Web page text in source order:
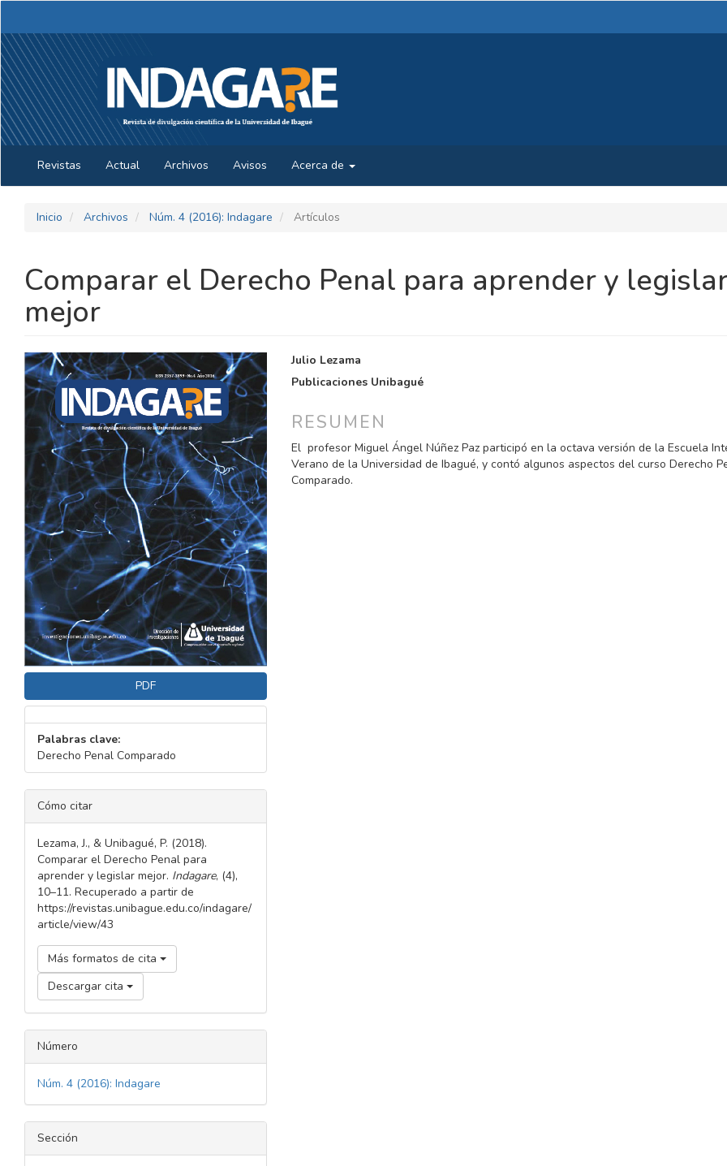
Contenido
principal
Barra
lateral
Revistas Actual Archivos Avisos Acerca de
Inicio Archivos Núm. 4 (2016): Indagare Artículos
Comparar el Derecho Penal para aprender y
mejor
BARRA
LATERAL
DEL
ARTÍCULO
PDF
Palabras clave:
Derecho Penal Comparado
DETALLES
DEL
ARTÍCULO
Cómo citar
Lezama, J., & Unibagué, P. (2018).
Comparar el Derecho Penal para
aprender y legislar mejor. Indagare, (4),
10–11. Recuperado a partir de
https://revistas.unibague.edu.co/indagare/
article/view/43
Más formatos de cita
Descargar cita
Número
Núm. 4 (2016): Indagare
Sección
CONTENIDO
PRINCIPAL
ARTÍCULO
Julio Lezama
Publicaciones Unibagué
RESUMEN
El profesor Miguel Ángel Núñez Paz participó en la octava versión de la Escuela
Verano de la Universidad de Ibagué, y contó algunos aspectos del curso Derecho
Comparado.